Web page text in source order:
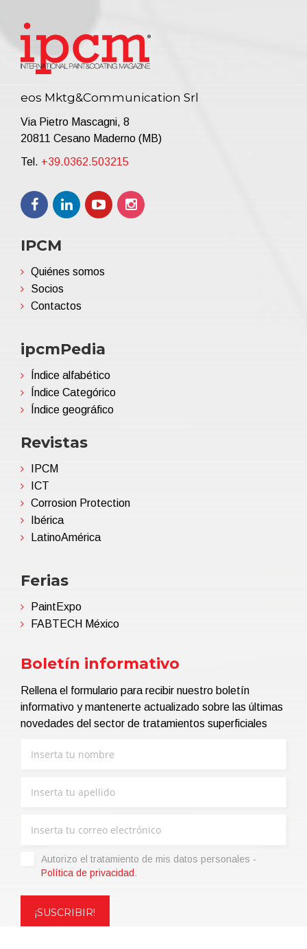
eos Mktg&Communication Srl
Via Pietro Mascagni, 8
20811 Cesano Maderno (MB)
Tel. +39.0362.503215
IPCM
Quiénes somos
Socios
Contactos
ipcmPedia
Índice alfabético
Índice Categórico
Índice geográfico
Revistas
IPCM
ICT
Corrosion Protection
Ibérica
LatinoAmérica
Ferias
PaintExpo
FABTECH México
Boletín informativo
Rellena el formulario para recibir nuestro boletín
informativo y mantenerte actualizado sobre las últimas
novedades del sector de tratamientos superficiales
Autorizo ​​el tratamiento de mis datos personales -
Política de privacidad .